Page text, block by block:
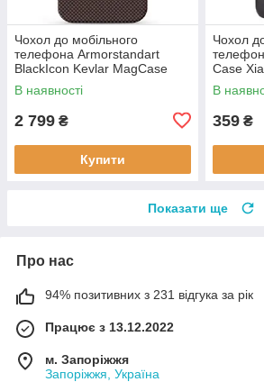
Чохол до мобільного
телефона Armorstandart
BlackIcon Kevlar MagCase
Apple iPhone 17 Sunset
(ARM90153)
В наявності
2 799 ₴
Купити
Чохол
Case
4G
В
359 ₴
Показати ще
Про нас
94% позитивних з 231 відгука за рік
Працює з 13.12.2022
м. Запоріжжя
Запоріжжя, Україна